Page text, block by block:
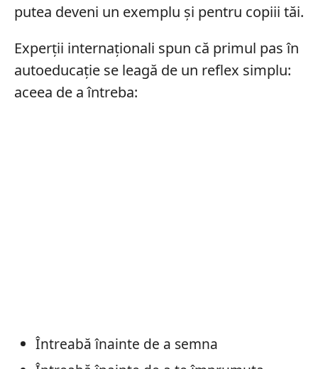
putea deveni un exemplu și pentru copiii tăi.
Experții internaționali spun că primul pas în
autoeducație se leagă de un reflex simplu:
aceea de a întreba:
Întreabă înainte de a semna